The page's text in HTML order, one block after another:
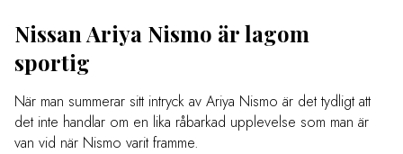
Nissan Ariya Nismo är lagom
sportig
När man summerar sitt intryck av Ariya Nismo är det tydligt att
det inte handlar om en lika råbarkad upplevelse som man är
van vid när Nismo varit framme.